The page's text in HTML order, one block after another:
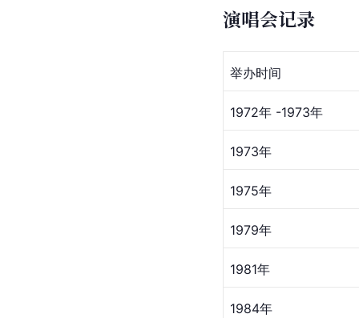
演唱会记录
举办时间
1972年 -1973年
1973年
1975年
1979年
1981年
1984年